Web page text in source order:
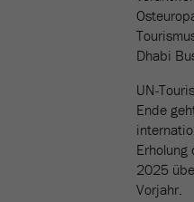
Dhabi
UN-
Ende
Erholung
2025
Vorjahr.